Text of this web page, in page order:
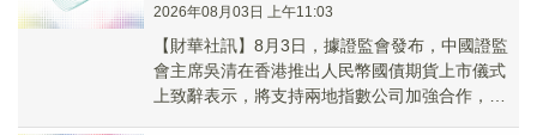
2026年08月03日 上午11:03
【財華社訊】8月3日，據證監會發布，中國證監
會主席吳清在香港推出人民幣國債期貨上市儀式
上致辭表示，將支持兩地指數公司加強合作，推